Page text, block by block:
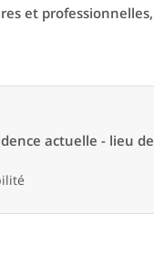
et professionnelles,
actuelle - lieu de